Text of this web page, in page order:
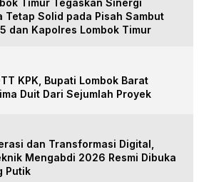
Timur Tegaskan Sinergi
Tetap Solid pada Pisah Sambut
dan Kapolres Lombok Timur
KPK, Bupati Lombok Barat
Duit Dari Sejumlah Proyek
dan Transformasi Digital,
Mengabdi 2026 Resmi Dibuka
Putik